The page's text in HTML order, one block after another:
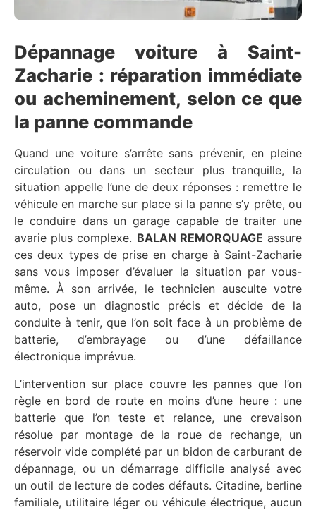
Dépannage voiture à Saint-
Zacharie : réparation immédiate
ou acheminement, selon ce que
la panne commande
Quand une voiture s’arrête sans prévenir, en pleine
circulation ou dans un secteur plus tranquille, la
situation appelle l’une de deux réponses : remettre le
véhicule en marche sur place si la panne s’y prête, ou
le conduire dans un garage capable de traiter une
avarie plus complexe. BALAN REMORQUAGE assure
ces deux types de prise en charge à Saint-Zacharie
sans vous imposer d’évaluer la situation par vous-
même. À son arrivée, le technicien ausculte votre
auto, pose un diagnostic précis et décide de la
conduite à tenir, que l’on soit face à un problème de
batterie, d’embrayage ou d’une défaillance
électronique imprévue.
L’intervention sur place couvre les pannes que l’on
règle en bord de route en moins d’une heure : une
batterie que l’on teste et relance, une crevaison
résolue par montage de la roue de rechange, un
réservoir vide complété par un bidon de carburant de
dépannage, ou un démarrage difficile analysé avec
un outil de lecture de codes défauts. Citadine, berline
familiale, utilitaire léger ou véhicule électrique, aucun